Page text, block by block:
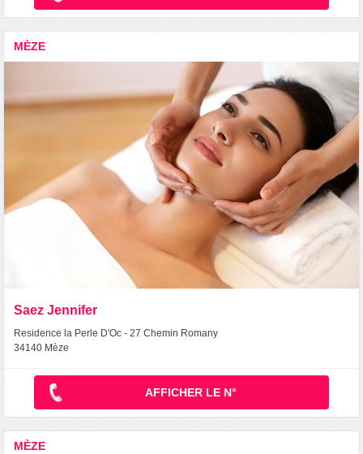
MÈZE
Saez Jennifer
Residence la Perle D'Oc - 27 Chemin Romany
34140 Mèze
AFFICHER LE N°
MÈZE